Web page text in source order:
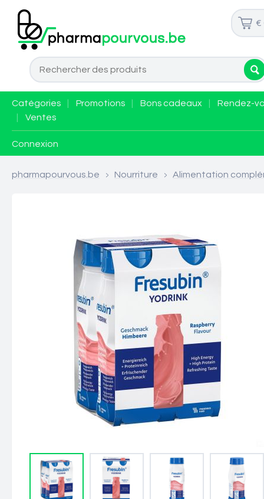
€
Catégories Promotions Bons cadeaux
Rendez-
Ventes
Connexion
pharmapourvous.be > Nourriture > Alimentation